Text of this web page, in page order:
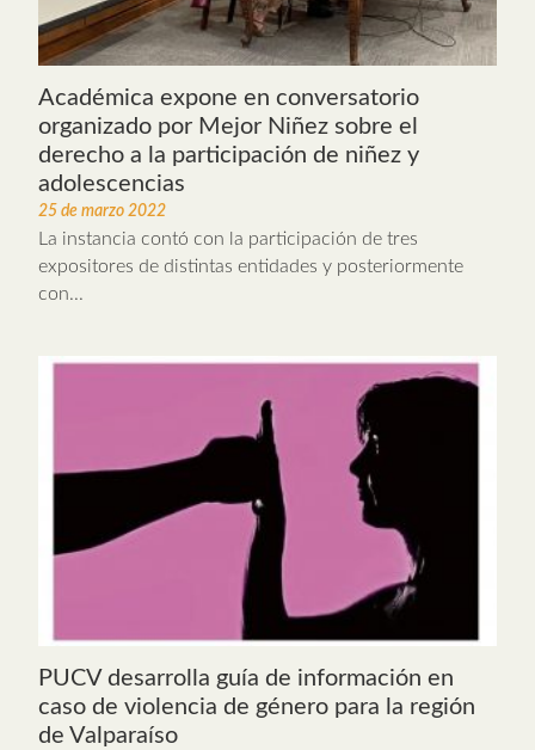
Académica expone en conversatorio
organizado por Mejor Niñez sobre el
derecho a la participación de niñez y
adolescencias
25 de marzo 2022
La instancia contó con la participación de tres
expositores de distintas entidades y posteriormente
con...
PUCV desarrolla guía de información en
caso de violencia de género para la región
de Valparaíso